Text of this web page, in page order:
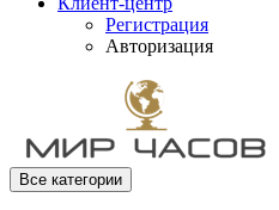
Регистрация
Авторизация
Все категории